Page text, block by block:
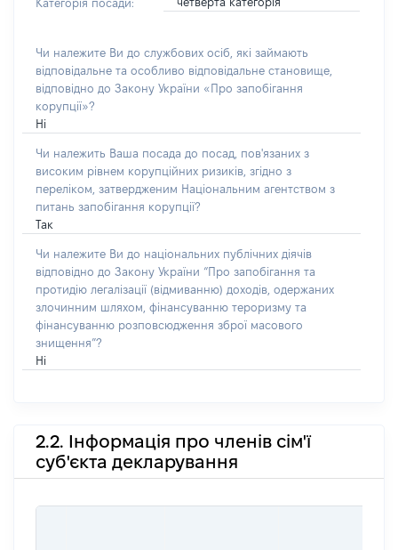
Категорія посади:
Чи належите Ви до службових осіб, які займають
відповідальне та особливо відповідальне становище,
відповідно до Закону України «Про запобігання
корупції»?
Ні
Чи належить Ваша посада до посад, пов'язаних з
високим рівнем корупційних ризиків, згідно з
переліком, затвердженим Національним агентством з
питань запобігання корупції?
Так
Чи належите Ви до національних публічних діячів
відповідно до Закону України “Про запобігання та
протидію легалізації (відмиванню) доходів, одержаних
злочинним шляхом, фінансуванню тероризму та
фінансуванню розповсюдження зброї масового
знищення”?
Ні
2.2. Інформація про членів сім'ї
суб'єкта декларування